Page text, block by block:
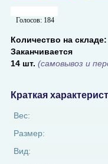
Голосов: 184
Количество на складе:
Заканчивается
14 шт. (самовывоз и
Краткая
Вес:
Размер:
Вид: